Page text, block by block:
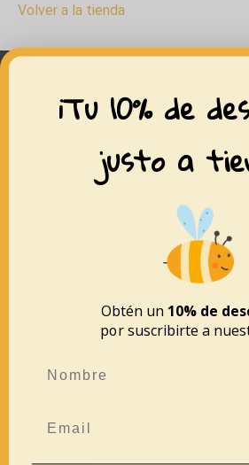
Volver a la tienda
XARRANCA
Política de privacidad
Política de cookies
Mapa del sitio
¡Tu 10% de
justo a
Obtén un 10% de
por suscribirte a